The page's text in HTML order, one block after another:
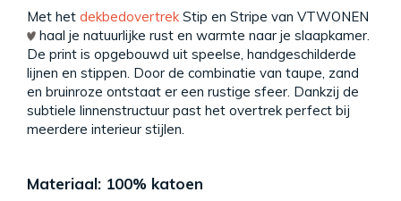
Met het dekbedovertrek Stip en Stripe van VTWONEN
haal je natuurlijke rust en warmte naar je slaapkamer.
De print is opgebouwd uit speelse, handgeschilderde
lijnen en stippen. Door de combinatie van taupe, zand
en bruinroze ontstaat er een rustige sfeer. Dankzij de
subtiele linnenstructuur past het overtrek perfect bij
meerdere interieur stijlen.
Materiaal: 100% katoen